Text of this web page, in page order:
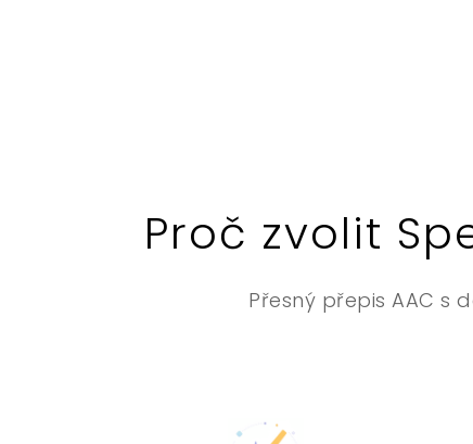
Proč zvolit
Přesný přepis AAC s